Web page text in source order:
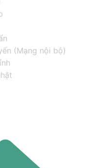
(Mạng nội bộ)